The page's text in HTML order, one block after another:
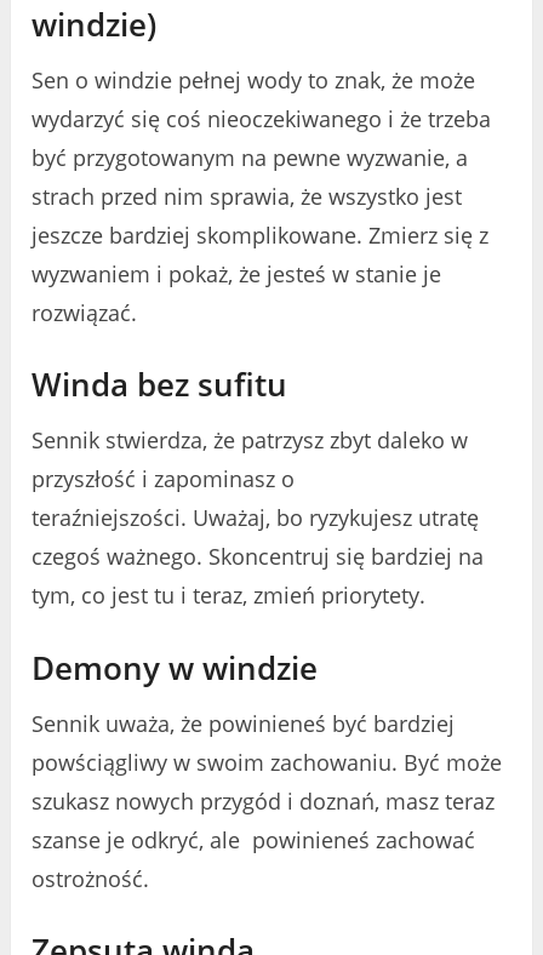
windzie)
Sen o windzie pełnej wody to znak, że może
wydarzyć się coś nieoczekiwanego i że trzeba
być przygotowanym na pewne wyzwanie, a
strach przed nim sprawia, że ​​wszystko jest
jeszcze bardziej skomplikowane. Zmierz się z
wyzwaniem i pokaż, że jesteś w stanie je
rozwiązać.
Winda bez sufitu
Sennik stwierdza, że ​​patrzysz zbyt daleko w
przyszłość i zapominasz o
teraźniejszości. Uważaj, bo ryzykujesz utratę
czegoś ważnego. Skoncentruj się bardziej na
tym, co jest tu i teraz, zmień priorytety.
Demony w windzie
Sennik uważa, że powinieneś być bardziej
powściągliwy w swoim zachowaniu. Być może
szukasz nowych przygód i doznań, masz teraz
szanse je odkryć, ale powinieneś zachować
ostrożność.